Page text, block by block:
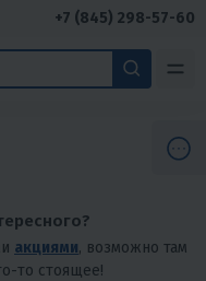
+7 (845) 298-57-60
акциями, возможно там
то стоящее!